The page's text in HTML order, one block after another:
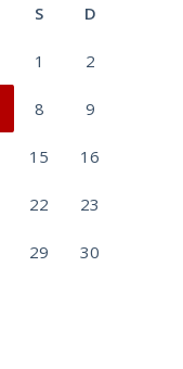
S D
1 2
8 9
15 16
22 23
29 30